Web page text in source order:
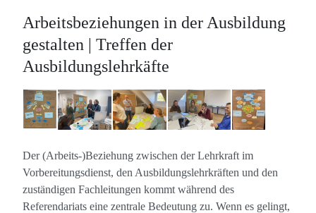
Arbeitsbeziehungen in der Ausbildung
gestalten | Treffen der
Ausbildungslehrkäfte
Der (Arbeits-)Beziehung zwischen der Lehrkraft im
Vorbereitungsdienst, den Ausbildungslehrkräften und den
zuständigen Fachleitungen kommt während des
Referendariats eine zentrale Bedeutung zu. Wenn es gelingt,